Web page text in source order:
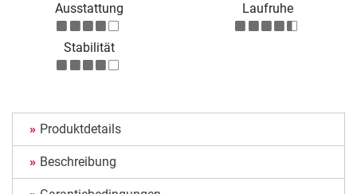
Ausstattung
Laufruhe
Stabilität
Produktdetails
Beschreibung